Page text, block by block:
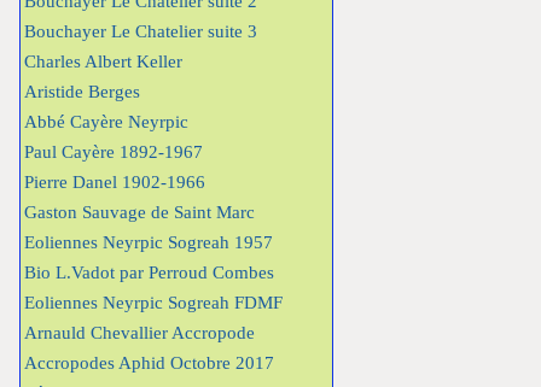
Bouchayer Le Chatelier suite 3
Charles Albert Keller
Aristide Berges
Abbé Cayère Neyrpic
Paul Cayère 1892-1967
Pierre Danel 1902-1966
Gaston Sauvage de Saint Marc
Eoliennes Neyrpic Sogreah 1957
Bio L.Vadot par Perroud Combes
Eoliennes Neyrpic Sogreah FDMF
Arnauld Chevallier Accropode
Accropodes Aphid Octobre 2017